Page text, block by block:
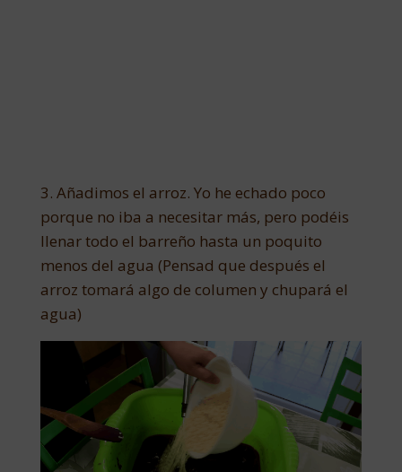
3. Añadimos el arroz. Yo he echado poco
porque no iba a necesitar más, pero podéis
llenar todo el barreño hasta un poquito
menos del agua (Pensad que después el
arroz tomará algo de columen y chupará el
agua)